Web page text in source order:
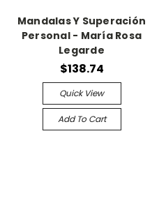
Mandalas Y Superación
Personal - María Rosa
Legarde
$138.74
Quick View
Add To Cart